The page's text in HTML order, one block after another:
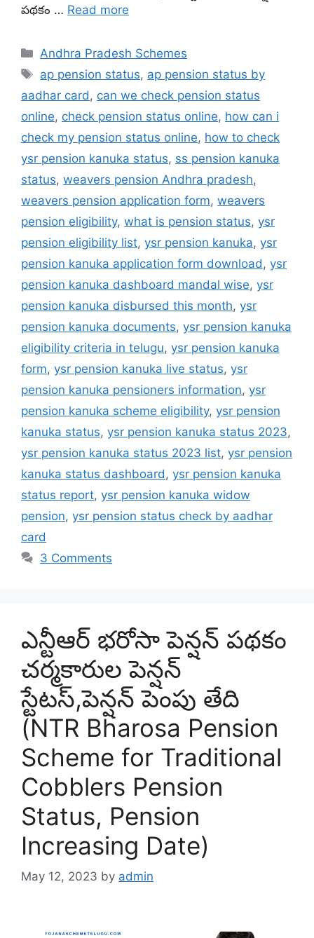
పథకం … Read more
Categories
Andhra Pradesh Schemes
Tags
ap pension status, ap pension status by
aadhar card , can we check pension status
online, check pension status online, how can i
check my pension status online, how to check
ysr pension kanuka status, ss pension kanuka
status, weavers pension Andhra pradesh,
weavers pension application form, weavers
pension eligibility, what is pension status, ysr
pension eligibility list, ysr pension kanuka, ysr
pension kanuka application form download , ysr
pension kanuka dashboard mandal wise, ysr
pension kanuka disbursed this month, ysr
pension kanuka documents, ysr pension kanuka
eligibility criteria in telugu, ysr pension kanuka
form, ysr pension kanuka live status, ysr
pension kanuka pensioners information, ysr
pension kanuka scheme eligibility, ysr pension
kanuka status, ysr pension kanuka status 2023,
ysr pension kanuka status 2023 list, ysr pension
kanuka status dashboard , ysr pension kanuka
status report, ysr pension kanuka widow
pension, ysr pension status check by aadhar
card
3 Comments
ఎన్టీఆర్ భరోసా పెన్షన్ పథకం
చర్మకారుల పెన్షన్
స్టేటస్,పెన్షన్ పెంపు తేది
(NTR Bharosa Pension
Scheme for Traditional
Cobblers Pension
Status, Pension
Increasing Date)
May 12, 2023 by admin